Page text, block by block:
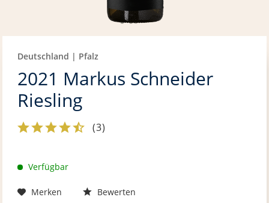
Deutschland | Pfalz
2021 Markus Schneider
Riesling
(3)
Verfügbar
Merken Bewerten